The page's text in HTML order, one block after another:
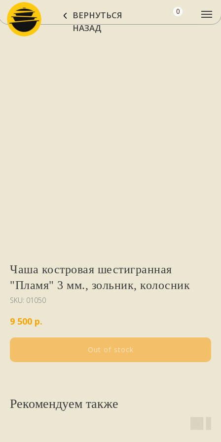
ВЕРНУТЬСЯ
НАЗАД
Чаша костровая шестигранная
"Пламя" 3 мм., зольник, колосник
SKU: 01050
9 500 р.
Out of stock
Рекомендуем также